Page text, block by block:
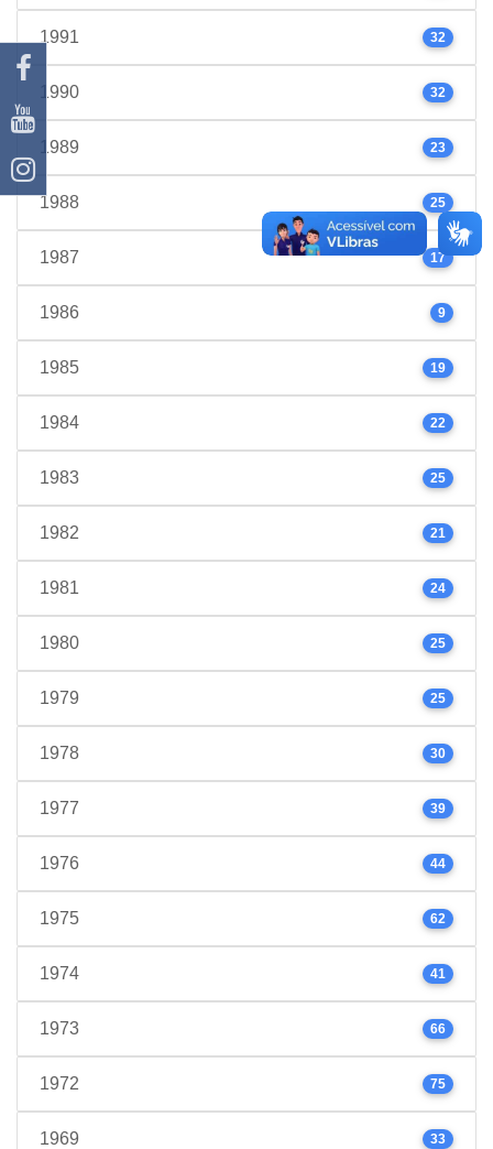
1991 32
1990 32
1989 23
1988 25
1987 17
1986 9
1985 19
1984 22
1983 25
1982 21
1981 24
1980 25
1979 25
1978 30
1977 39
1976 44
1975 62
1974 41
1973 66
1972 75
1969 33